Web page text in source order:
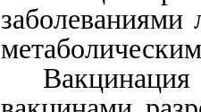
заболеваниями